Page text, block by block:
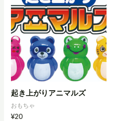
起き上がりアニマルズ
おもちゃ
¥20